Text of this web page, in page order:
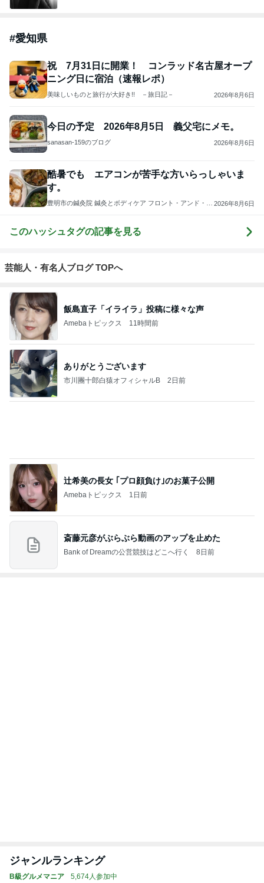
#愛知県
祝 7月31日に開業！ コンラッド名古屋オープ
ニング日に宿泊（速報レポ）
美味しいものと旅行が大好き!! －旅日記－ 2026年8月6日
今日の予定 2026年8月5日 義父宅にメモ。
sanasan-159のブログ 2026年8月6日
酷暑でも エアコンが苦手な方いらっしゃいま
す。
豊明市の鍼灸院 鍼灸とボディケア フロント・アンド・リ
2026年8月6日
このハッシュタグの記事を見る
芸能人・有名人ブログ TOPへ
飯島直子「イライラ」投稿に様々な声
Amebaトピックス 11時間前
ありがとうございます
市川團十郎白猿オフィシャルB 2日前
辻希美の長女 ｢プロ顔負け｣のお菓子公開
Amebaトピックス 1日前
斎藤元彦がぶらぶら動画のアップを止めた
Bank of Dreamの公営競技はどこへ行く 8日前
ジャンルランキング
B級グルメマニア 5,674人参加中